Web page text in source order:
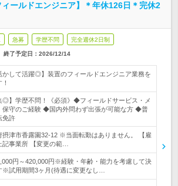
ールドエンジニア】＊年休126日＊完休2
急募 学歴不問 完全週休2日制
終了予定日： 2026/12/14
かして活躍◎】装置のフィールドエンジニア業務を
◎】学歴不問！《必須》◆フィールドサービス・メ
保守のご経験 ◆国内外問わず出張が可能な方 ◆普
免許
摂津市香露園32-12 ※当面転勤はありません。 【雇
記事業所 【変更の範…
円～420,000円※経験・年齢・能力を考慮して決
※試用期間3ヶ月(待遇に変更なし…